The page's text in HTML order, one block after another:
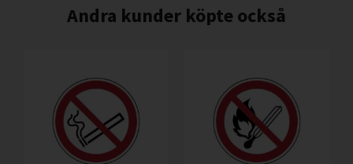
Andra kunder köpte också